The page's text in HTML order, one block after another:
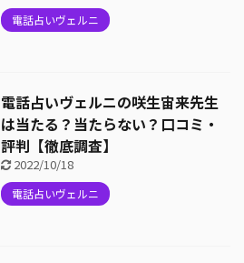
電話占いヴェルニ
電話占いヴェルニの咲生宙来先生
は当たる？当たらない？口コミ・
評判【徹底調査】
2022/10/18
電話占いヴェルニ